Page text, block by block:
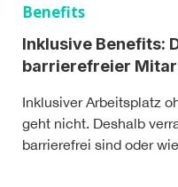
Benefits
Inklusive Benefits:
barrierefreier
Inklusiver Arbeitsplatz
geht nicht. Deshalb
barrierefrei sind oder wie